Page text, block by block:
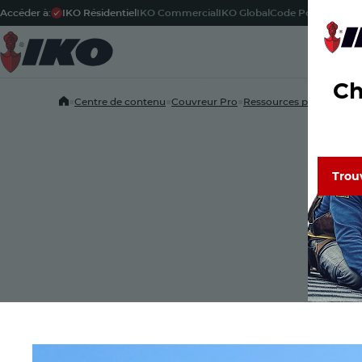
Accéder à: IKO RésidentielIKO CommercialIKO GlobalCode Postal
■Centre de contenu ■Couvreur Pro Ressources pour les
de
Lisez